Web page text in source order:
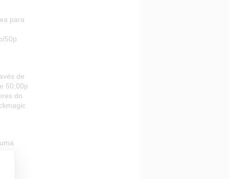
para
50p
de
50,00p
do